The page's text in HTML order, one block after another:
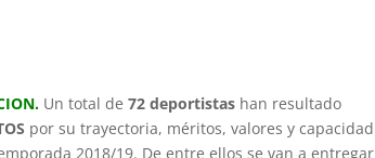
Un total de72 deportistas han resultado
por su trayectoria, méritos, valores y capacidad
2018/19. De entre ellos se van a entregar